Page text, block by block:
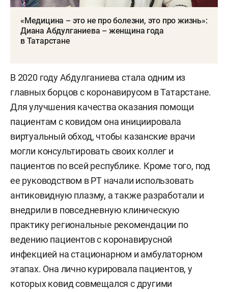
«Медицина – это не про болезни, это про жизнь»:
Диана Абдулганиева – женщина года
в Татарстане
В 2020 году Абдулганиева стала одним из
главных борцов с коронавирусом в Татарстане.
Для улучшения качества оказания помощи
пациентам с ковидом она инициировала
виртуальный обход, чтобы казанские врачи
могли консультировать своих коллег и
пациентов по всей республике. Кроме того, под
ее руководством в РТ начали использовать
антиковидную плазму, а также разработали и
внедрили в повседневную клиническую
практику региональные рекомендации по
ведению пациентов с коронавирусной
инфекцией на стационарном и амбулаторном
этапах. Она лично курировала пациентов, у
которых ковид совмещался с другими